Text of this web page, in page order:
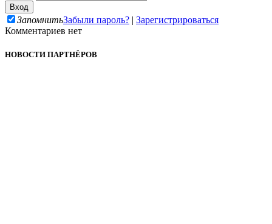
ЗапомнитьЗабыли пароль? | Зарегистрироваться
Комментариев нет
НОВОСТИ ПАРТНЁРОВ